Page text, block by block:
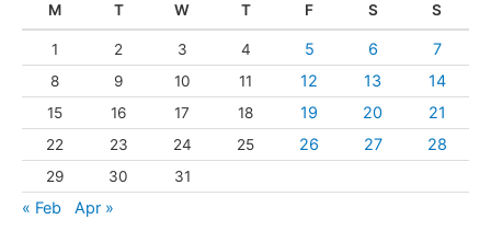
M T W T F S S
1 2 3 4 5 6 7
8 9 10 11 12 13 14
15 16 17 18 19 20 21
22 23 24 25 26 27 28
29 30 31
« Feb Apr »